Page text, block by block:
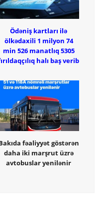
Ödəniş kartları ilə
ölkədaxili 1 milyon 74
min 526 manatlıq 5305
halı baş verib
fəaliyyət göstərən
daha iki marşrut üzrə
avtobuslar yenilənir